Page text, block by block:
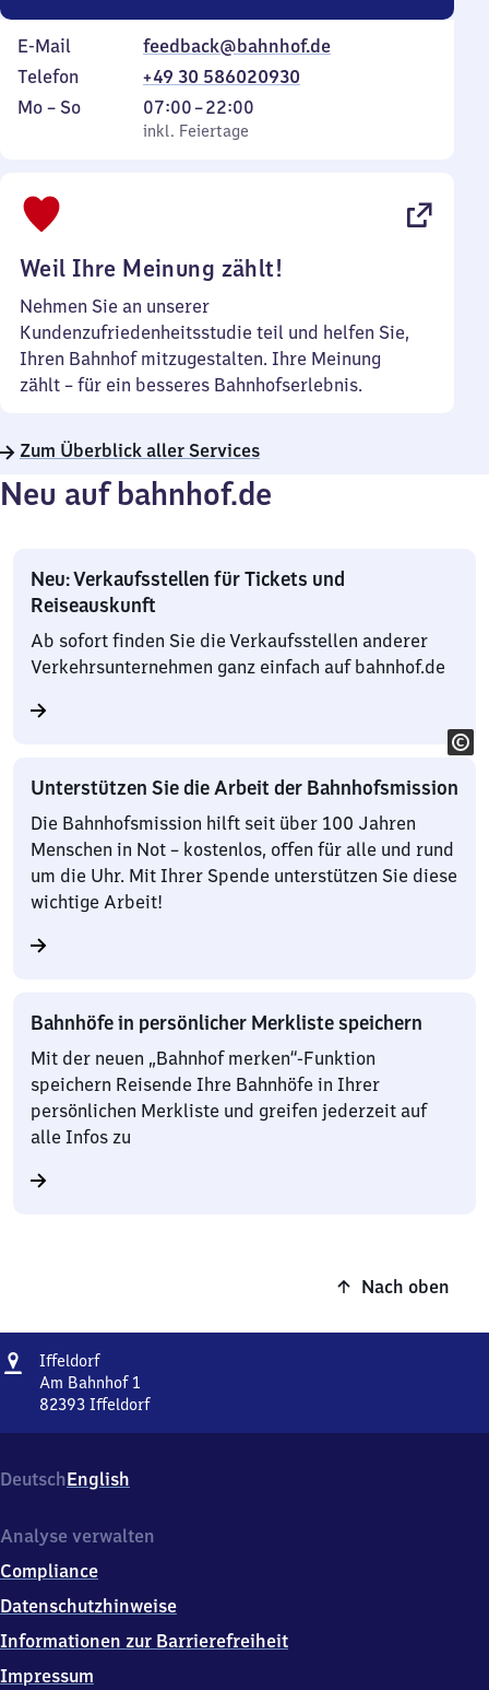
E-Mail
feedback@bahnhof.de
Telefon
+49 30 586020930
Montag
Mo – So,
inkl. Feiertage
07:00–22:00
Von
7
inkl. Feiertage
Weil Ihre Meinung zählt!
Nehmen Sie an unserer
Kundenzufriedenheitsstudie teil und helfen Sie,
Ihren Bahnhof mitzugestalten. Ihre Meinung
zählt – für ein besseres Bahnhofserlebnis.
Zum Überblick aller Services
Neu auf bahnhof.de
Neu: Verkaufsstellen für Tickets und
Reiseauskunft
Ab sofort finden Sie die Verkaufsstellen anderer
Verkehrsunternehmen ganz einfach auf bahnhof.de
Unterstützen Sie die Arbeit der Bahnhofsmission
Die Bahnhofsmission hilft seit über 100 Jahren
Menschen in Not – kostenlos, offen für alle und rund
um die Uhr. Mit Ihrer Spende unterstützen Sie diese
wichtige Arbeit!
Bahnhöfe in persönlicher Merkliste speichern
Mit der neuen „Bahnhof merken“-Funktion
speichern Reisende Ihre Bahnhöfe in Ihrer
persönlichen Merkliste und greifen jederzeit auf
alle Infos zu
Nach oben
Adresse
IffeldorfIffeldorf
Am Bahnhof 1
82393 Iffeldorf
Bahnhof
1,
2
9
3
DeutschEnglish
Analyse verwalten
Compliance
Datenschutzhinweise
Informationen zur Barrierefreiheit
Impressum